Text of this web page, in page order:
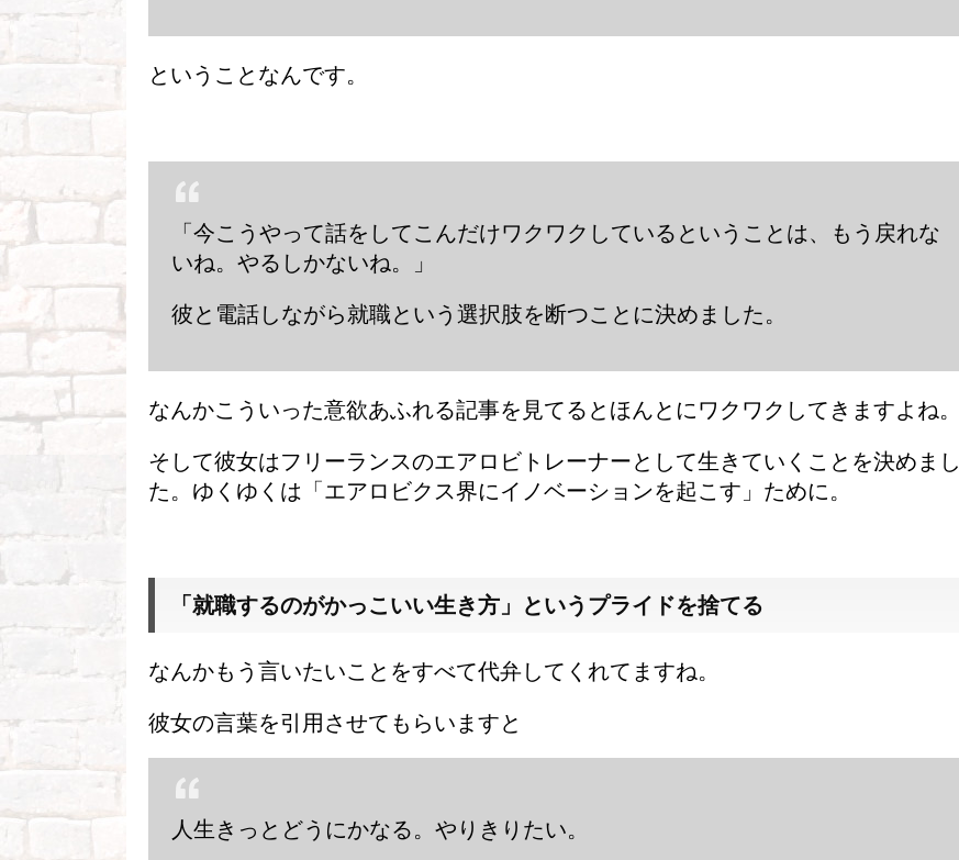
ということなんです。
「今こうやって話をしてこんだけワクワクしているということは、もう戻れな
いね。やるしかないね。」
彼と電話しながら就職という選択肢を断つことに決めました。
なんかこういった意欲あふれる記事を見てるとほんとにワクワクしてきますよね。
そして彼女はフリーランスのエアロビトレーナーとして生きていくことを決めまし
た。ゆくゆくは「エアロビクス界にイノベーションを起こす」ために。
「就職するのがかっこいい生き方」というプライドを捨てる
なんかもう言いたいことをすべて代弁してくれてますね。
彼女の言葉を引用させてもらいますと
人生きっとどうにかなる。やりきりたい。